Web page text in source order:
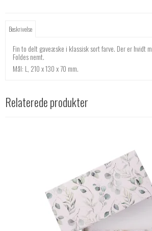
Beskrivelse
Fin to delt gaveæske i klassisk sort farve. Der er hvidt
Foldes nemt.
Mål: L, 210 x 130 x 70 mm.
Relaterede produkter